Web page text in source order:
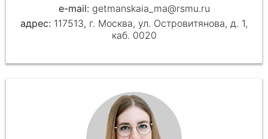
getmanskaia_ma@rsmu.ru
117513, г. Москва, ул. Островитянова, д. 1,
каб. 0020